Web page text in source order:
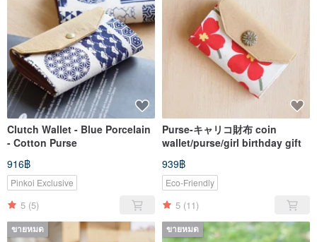
Clutch Wallet - Blue Porcelain
- Cotton Purse
916฿
Pinkoi Exclusive
5 (5)
Purse-キャリコ財布 coin
wallet/purse/girl birthday gift
939฿
Eco-Friendly
5 (11)
ขายหมด ขายหมด